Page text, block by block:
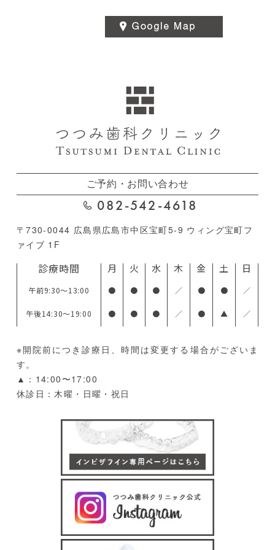
ご予約・お問い合わせ
082-542-4618
〒730-0044 広島県広島市中区宝町5-9 ウィング宝町フ
ァイブ 1F
診療時間 月 火 水 木 金 土 日
午前9:30〜13:00 ● ● ● ／ ● ● ／
午後14:30〜19:00 ● ● ● ／ ● ▲ ／
※開院前につき診療日、時間は変更する場合がございま
す。
▲：14:00〜17:00
休診日：木曜・日曜・祝日